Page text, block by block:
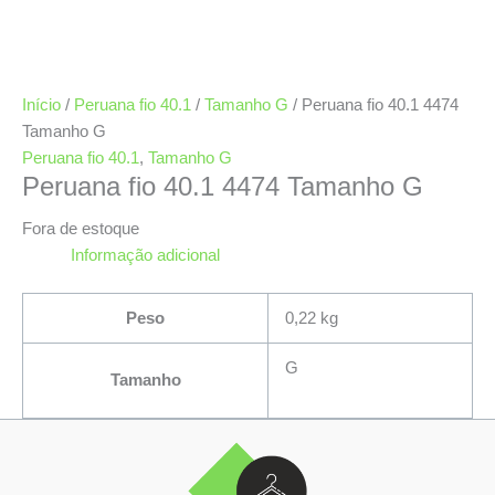
Início / Peruana fio 40.1 / Tamanho G / Peruana fio 40.1 4474
Tamanho G
Peruana fio 40.1 , Tamanho G
Peruana fio 40.1 4474 Tamanho G
Fora de estoque
Informação adicional
Peso 0,22 kg
Tamanho
G